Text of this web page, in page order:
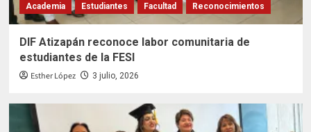
Academia Estudiantes Facultad Reconocimientos
DIF Atizapán reconoce labor comunitaria de
estudiantes de la FESI
Esther López 3 julio, 2026